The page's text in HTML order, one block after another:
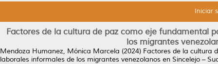
Iniciar
Factores de la cultura de paz como eje fundamental
los migrantes
Mendoza Humanez, Mónica Marcela (2024) Factores de la cultura
laborales informales de los migrantes venezolanos en Sincelejo –